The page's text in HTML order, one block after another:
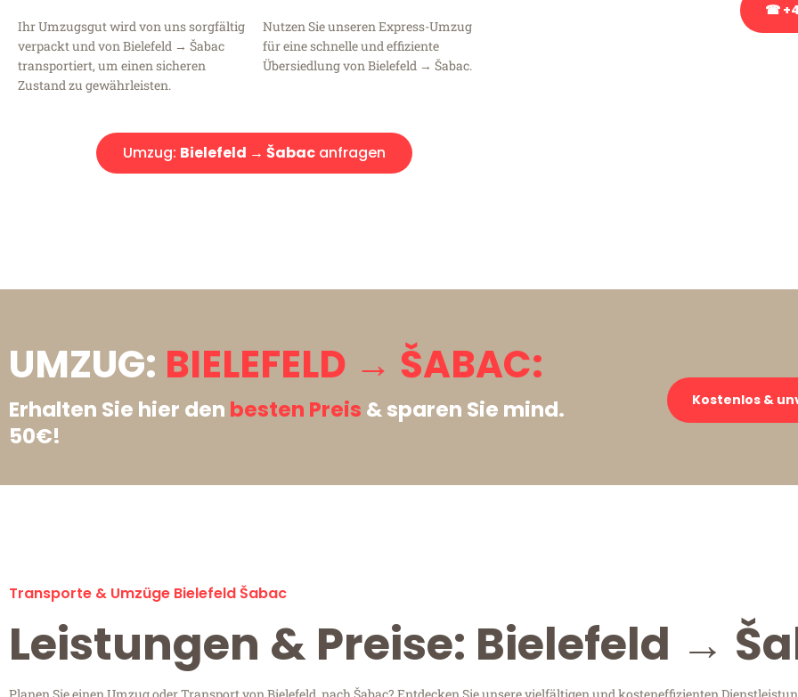
Ihr Umzugsgut wird von uns sorgfältig
verpackt und von Bielefeld → Šabac
transportiert, um einen sicheren
Zustand zu gewährleisten.
Nutzen Sie unseren Express-Umzug
für eine schnelle und effiziente
Übersiedlung von Bielefeld → Šabac.
Umzug: Bielefeld → Šabacanfragen
☎
UMZUG: BIELEFELD → ŠABAC:
Erhalten Sie hier den besten Preis & sparen Sie mind.
50€!
Kostenlos &
Transporte & Umzüge Bielefeld Šabac
Leistungen & Preise: Bielefeld →